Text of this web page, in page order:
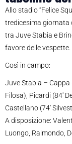
Allo stadio “Felice
tredicesima giornata
tra Juve Stabia e
favore delle vespette.
Così in campo:
Juve Stabia – Cappa
Filosa), Picardi (84′
Castellano (74′
A disposizione:
Luongo, Raimondo,